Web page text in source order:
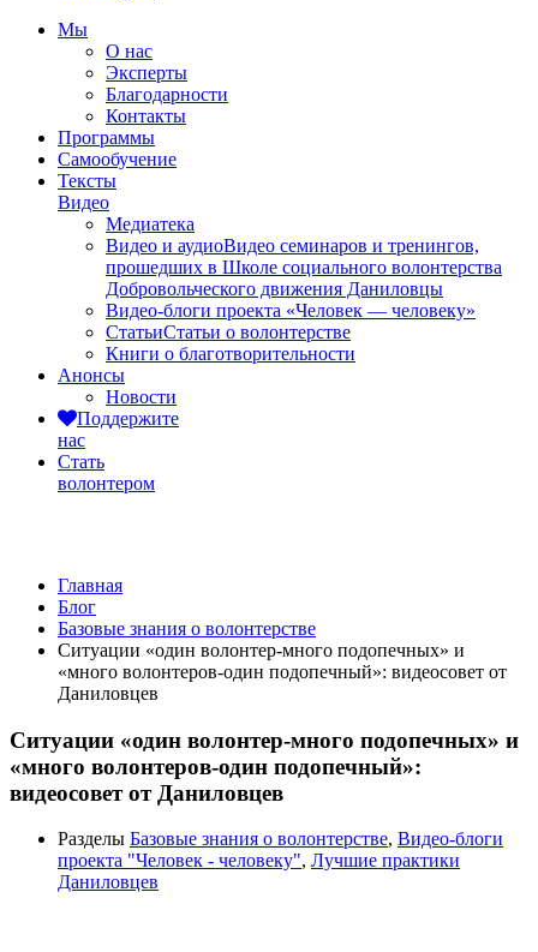
Мы
О нас
Эксперты
Благодарности
Контакты
Программы
Самообучение
Тексты
Видео
Медиатека
Видео и аудиоВидео семинаров и тренингов,
прошедших в Школе социального волонтерства
Добровольческого движения Даниловцы
Видео-блоги проекта «Человек — человеку»
СтатьиСтатьи о волонтерстве
Книги о благотворительности
Анонсы
Новости
Поддержите
нас
Стать
волонтером
Главная
Блог
Базовые знания о волонтерстве
Ситуации «один волонтер-много подопечных» и
«много волонтеров-один подопечный»: видеосовет от
Даниловцев
Ситуации «один волонтер-много подопечных» и
«много волонтеров-один подопечный»:
видеосовет от Даниловцев
Разделы Базовые знания о волонтерстве, Видео-блоги
проекта "Человек - человеку", Лучшие практики
Даниловцев